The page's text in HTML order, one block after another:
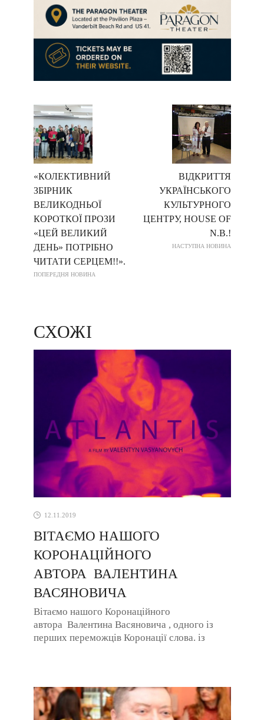
«КОЛЕКТИВНИЙ
ЗБІРНИК
ВЕЛИКОДНЬОЇ
КОРОТКОЇ ПРОЗИ
«ЦЕЙ ВЕЛИКИЙ
ДЕНЬ» ПОТРІБНО
ЧИТАТИ СЕРЦЕМ!!».
ПОПЕРЕДНЯ НОВИНА
ВІДКРИТТЯ
УКРАЇНСЬКОГО
КУЛЬТУРНОГО
ЦЕНТРУ, HOUSE OF
N.B.!
НАСТУПНА НОВИНА
СХОЖІ
12.11.2019
ВІТАЄМО НАШОГО
КОРОНАЦІЙНОГО
АВТОРА ВАЛЕНТИНА
ВАСЯНОВИЧА
Вітаємо нашого Коронаційного
автора Валентина Васяновича , одного із
перших переможців Коронації слова. із